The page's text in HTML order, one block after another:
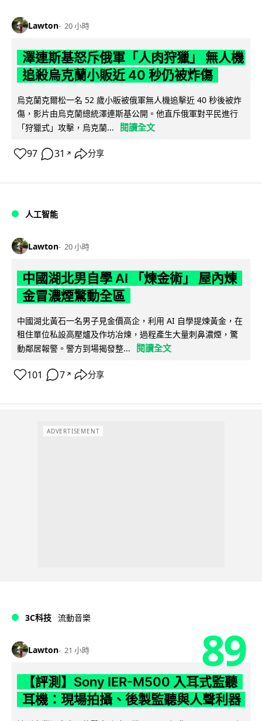
Lawton 20 小時
澤連斯基怒斥俄軍「人肉狩獵」 無人機
追殺烏克蘭小販近 40 秒仍被炸傷
烏克蘭克爾松一名 52 歲小販被俄軍無人機追擊近 40 秒後被炸
傷，影片由烏克蘭總統澤連斯基公開。他直斥俄軍對平民進行
「狩獵式」攻擊，烏克蘭...
閱讀全文
97 31 ↗ 分享
人工智能
Lawton 20 小時
中國湖北男自學 AI 「煉金術」 屋內煉
金冒濃煙驚動全區
中國湖北黃石一名男子見金價高企，利用 AI 自學提煉黃金，在
租住單位私設高壓爐及作坊冶煉，過程產生大量刺鼻濃煙，驚
動鄰居報警。警方到場揭發整...
閱讀全文
101 7 ↗ 分享
ADVERTISEMENT
3C科技 流動音樂
Lawton 21 小時 89
【評測】Sony IER-M500 入耳式監聽
耳機：現場拍攝、後製監聽與人聲利器